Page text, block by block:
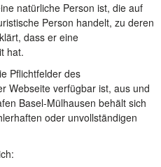
natürliche Person ist, die auf
Person handelt, zu deren
dass er eine
hat.
Pflichtfelder des
Webseite verfügbar ist, aus und
Basel-Mülhausen behält sich
oder unvollständigen